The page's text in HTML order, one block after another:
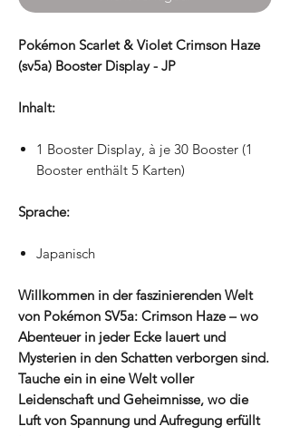
Pokémon Scarlet & Violet Crimson Haze
(sv5a) Booster Display - JP
Inhalt:
1 Booster Display, à je 30 Booster (1
Booster enthält 5 Karten)
Sprache:
Japanisch
Willkommen in der faszinierenden Welt
von Pokémon SV5a: Crimson Haze – wo
Abenteuer in jeder Ecke lauert und
Mysterien in den Schatten verborgen sind.
Tauche ein in eine Welt voller
Leidenschaft und Geheimnisse, wo die
Luft von Spannung und Aufregung erfüllt